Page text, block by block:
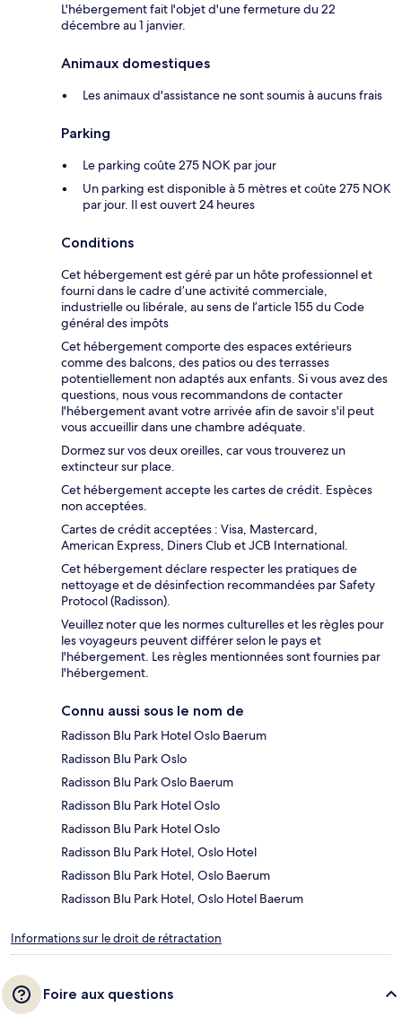
L'hébergement fait l'objet d'une fermeture du 22
décembre au 1 janvier.
Animaux domestiques
Les animaux d'assistance ne sont soumis à aucuns frais
Parking
Le parking coûte 275 NOK par jour
Un parking est disponible à 5 mètres et coûte 275 NOK
par jour. Il est ouvert 24 heures
Conditions
Cet hébergement est géré par un hôte professionnel et
fourni dans le cadre d’une activité commerciale,
industrielle ou libérale, au sens de l’article 155 du Code
général des impôts
Cet hébergement comporte des espaces extérieurs
comme des balcons, des patios ou des terrasses
potentiellement non adaptés aux enfants. Si vous avez des
questions, nous vous recommandons de contacter
l'hébergement avant votre arrivée afin de savoir s'il peut
vous accueillir dans une chambre adéquate.
Dormez sur vos deux oreilles, car vous trouverez un
extincteur sur place.
Cet hébergement accepte les cartes de crédit. Espèces
non acceptées.
Cartes de crédit acceptées : Visa, Mastercard,
American Express, Diners Club et JCB International.
Cet hébergement déclare respecter les pratiques de
nettoyage et de désinfection recommandées par Safety
Protocol (Radisson).
Veuillez noter que les normes culturelles et les règles pour
les voyageurs peuvent différer selon le pays et
l'hébergement. Les règles mentionnées sont fournies par
l'hébergement.
Connu aussi sous le nom de
Radisson Blu Park Hotel Oslo Baerum
Radisson Blu Park Oslo
Radisson Blu Park Oslo Baerum
Radisson Blu Park Hotel Oslo
Radisson Blu Park Hotel Oslo
Radisson Blu Park Hotel, Oslo Hotel
Radisson Blu Park Hotel, Oslo Baerum
Radisson Blu Park Hotel, Oslo Hotel Baerum
Informations sur le droit de rétractation
Foire aux questions